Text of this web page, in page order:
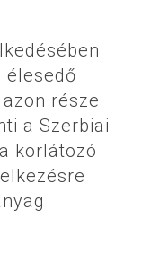
élesedő
része
a Szerbiai
korlátozó